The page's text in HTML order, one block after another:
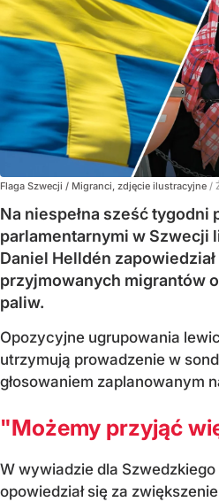
Flaga Szwecji / Migranci, zdjęcie ilustracyjne /
Na niespełna sześć tygodni
parlamentarnymi w Szwecji
Daniel Helldén
przyjmowanych migrantów
paliw.
Opozycyjne ugrupowania
utrzymują prowadzenie w
głosowaniem zaplanowanym
"Możemy przyjąć
W wywiadzie dla Szwedzkiego
opowiedział się za